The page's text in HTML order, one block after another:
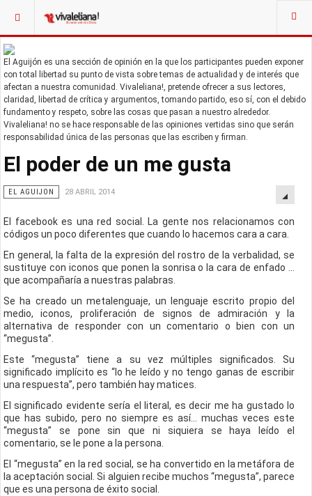
El Aguijón es una sección de opinión en la que los participantes pueden exponer
con total libertad su punto de vista sobre temas de actualidad y de interés que
afectan a nuestra comunidad. Vivaleliana!, pretende ofrecer a sus lectores,
claridad, libertad de crítica y argumentos, tomando partido, eso sí, con el debido
fundamento y respeto, sobre las cosas que pasan a nuestro alrededor.
Vivaleliana! no se hace responsable de las opiniones vertidas sino que serán
responsabilidad única de las personas que las escriben y firman.
El poder de un me gusta
EL AGUIJON 28 ABRIL 2014
El facebook es una red social. La gente nos relacionamos con
códigos un poco diferentes que cuando lo hacemos cara a cara.
En general, la falta de la expresión del rostro de la verbalidad, se
sustituye con iconos que ponen la sonrisa o la cara de enfado …
que acompañaría a nuestras palabras.
Se ha creado un metalenguaje, un lenguaje escrito propio del
medio, iconos, proliferación de signos de admiración y la
alternativa de responder con un comentario o bien con un
“megusta”.
Este “megusta” tiene a su vez múltiples significados. Su
significado implícito es “lo he leído y no tengo ganas de escribir
una respuesta”, pero también hay matices.
El significado evidente sería el literal, es decir me ha gustado lo
que has subido, pero no siempre es así... muchas veces este
“megusta” se pone sin que ni siquiera se haya leído el
comentario, se le pone a la persona.
El “megusta” en la red social, se ha convertido en la metáfora de
la aceptación social. Si alguien recibe muchos “megusta”, parece
que es una persona de éxito social.